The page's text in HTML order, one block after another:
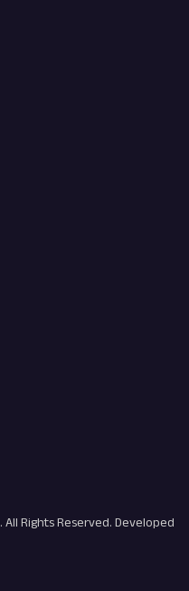
. All Rights Reserved. Developed